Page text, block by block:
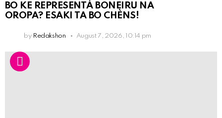
BO KE REPRESENTÁ BONEIRU NA
OROPA? ESAKI TA BO CHÈNS!
by Redakshon August 7, 2026, 10:14 pm